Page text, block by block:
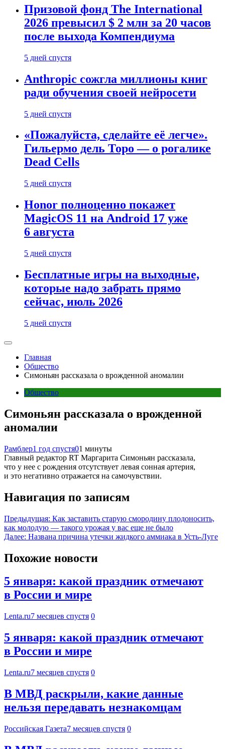
Призовой фонд The International
2026 превысил $ 2 млн за 20 часов
после выхода Компендиума
5 дней спустя
Anthropic сожгла миллионы книг
ради обучения своей нейросети
5 дней спустя
«Пожалуйста, сделайте её легче».
Гильермо дель Торо — о рогалике
Dead Cells
5 дней спустя
Honor полноценно покажет
MagicOS 11 на Android 17 уже
6 августа
5 дней спустя
Бесплатные игры на выходные,
которые надо забрать прямо
сейчас, июль 2026
5 дней спустя
Главная
Общество
Симоньян рассказала о врожденной аномалии
Общество
Симоньян рассказала о врожденной
аномалии
Рамблер1 год спустя01 минуты
Главный редактор RT Маргарита Симоньян рассказала,
что у нее с рождения отсутствует левая сонная артерия,
и это негативно отражается на самочувствии.
Навигация по записям
Предыдущая: Как заставить старую смородину плодоносить,
как молодую — такого урожая у вас еще не было
Далее: Названа причина утечки жидкого аммиака в Усть-Луге
Похожие новости
5 января: какой праздник отмечают
в России и мире
Lenta.ru7 месяцев спустя 0
5 января: какой праздник отмечают
в России и мире
Lenta.ru7 месяцев спустя 0
В МВД раскрыли, какие данные
нельзя передавать незнакомцам
Российская Газета7 месяцев спустя 0